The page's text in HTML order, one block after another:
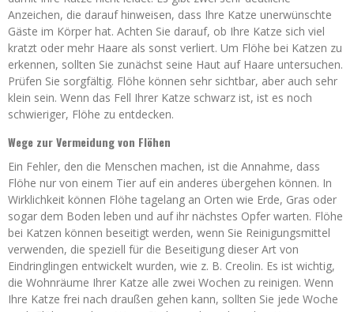
Anzeichen, die darauf hinweisen, dass Ihre Katze unerwünschte
Gäste im Körper hat. Achten Sie darauf, ob Ihre Katze sich viel
kratzt oder mehr Haare als sonst verliert. Um Flöhe bei Katzen zu
erkennen, sollten Sie zunächst seine Haut auf Haare untersuchen.
Prüfen Sie sorgfältig. Flöhe können sehr sichtbar, aber auch sehr
klein sein. Wenn das Fell Ihrer Katze schwarz ist, ist es noch
schwieriger, Flöhe zu entdecken.
Wege zur Vermeidung von Flöhen
Ein Fehler, den die Menschen machen, ist die Annahme, dass
Flöhe nur von einem Tier auf ein anderes übergehen können. In
Wirklichkeit können Flöhe tagelang an Orten wie Erde, Gras oder
sogar dem Boden leben und auf ihr nächstes Opfer warten. Flöhe
bei Katzen können beseitigt werden, wenn Sie Reinigungsmittel
verwenden, die speziell für die Beseitigung dieser Art von
Eindringlingen entwickelt wurden, wie z. B. Creolin. Es ist wichtig,
die Wohnräume Ihrer Katze alle zwei Wochen zu reinigen. Wenn
Ihre Katze frei nach draußen gehen kann, sollten Sie jede Woche